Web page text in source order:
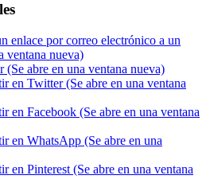
enlace por correo electrónico a un
ventana nueva)
abre en una ventana nueva)
en Twitter (Se abre en una ventana
en Facebook (Se abre en una ventana
en WhatsApp (Se abre en una
en Pinterest (Se abre en una ventana